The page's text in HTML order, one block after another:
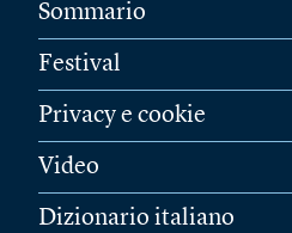
Sommario
Festival
Privacy e cookie
Video
Dizionario italiano